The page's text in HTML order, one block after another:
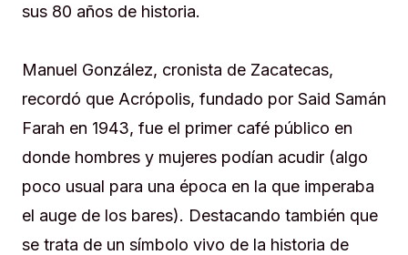
sus 80 años de historia.
Manuel González, cronista de Zacatecas,
recordó que Acrópolis, fundado por Said Samán
Farah en 1943, fue el primer café público en
donde hombres y mujeres podían acudir (algo
poco usual para una época en la que imperaba
el auge de los bares). Destacando también que
se trata de un símbolo vivo de la historia de